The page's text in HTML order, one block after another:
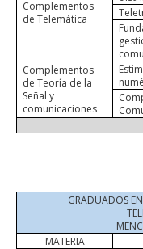
Complementos
de Telemática
Complementos
de Teoría de la
Señal y
comunicaciones
GRADUADOS
MATERIA